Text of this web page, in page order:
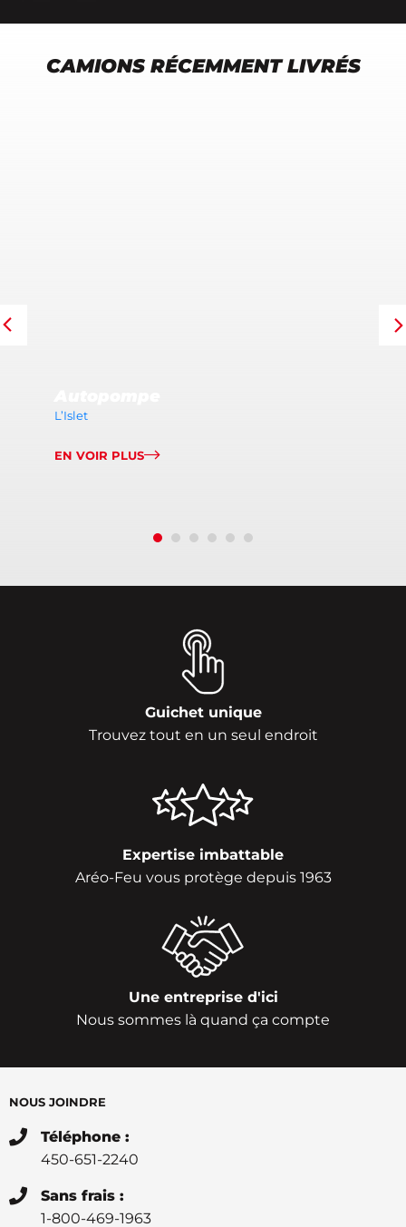
CAMIONS RÉCEMMENT LIVRÉS
L’Islet
EN VOIR PLUS
Guichet unique
Trouvez tout en un seul endroit
Expertise imbattable
Aréo-Feu vous protège depuis 1963
Une entreprise d'ici
Nous sommes là quand ça compte
NOUS JOINDRE
Téléphone :
450-651-2240
Sans frais :
1-800-469-1963